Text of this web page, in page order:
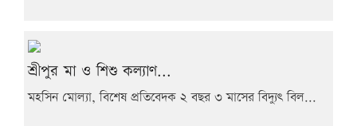
শ্রীপুর মা ও শিশু কল্যাণ...
মহসিন মোল্যা, বিশেষ প্রতিবেদক ২ বছর ৩ মাসের বিদ্যুৎ বিল...